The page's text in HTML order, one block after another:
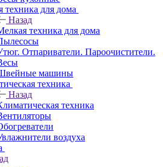
техника для дома
Назад
техника для дома
Отпариватели. Пароочистители.
машины
техника
Назад
техника
воздуха